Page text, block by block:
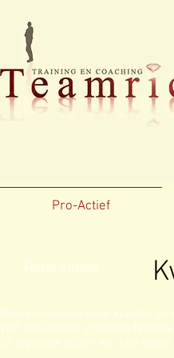
Pro-Actief
Hier ontmoeten onze klanten
Wat ons betreft zijn onze
En eigenlijk willen wij u op
Referenties